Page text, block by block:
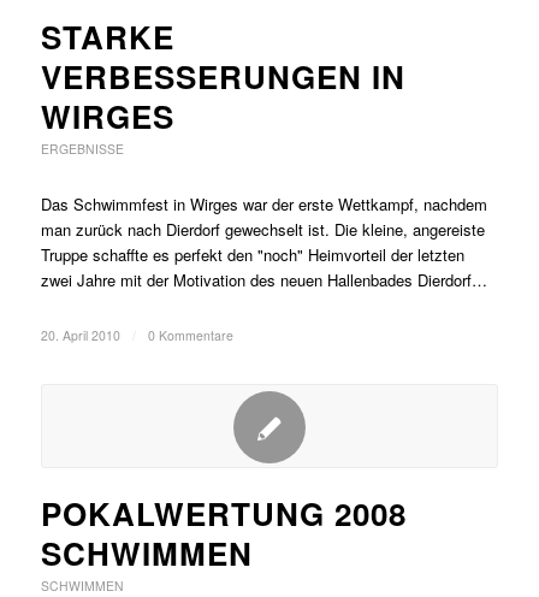
STARKE
VERBESSERUNGEN IN
WIRGES
ERGEBNISSE
Das Schwimmfest in Wirges war der erste Wettkampf, nachdem
man zurück nach Dierdorf gewechselt ist. Die kleine, angereiste
Truppe schaffte es perfekt den "noch" Heimvorteil der letzten
zwei Jahre mit der Motivation des neuen Hallenbades Dierdorf…
20. April 2010 0 Kommentare
POKALWERTUNG 2008
SCHWIMMEN
SCHWIMMEN